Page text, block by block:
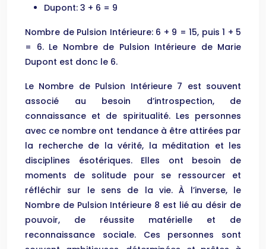
Dupont: 3 + 6 = 9
Nombre de Pulsion Intérieure: 6 + 9 = 15, puis 1 + 5
= 6. Le Nombre de Pulsion Intérieure de Marie
Dupont est donc le 6.
Le Nombre de Pulsion Intérieure 7 est souvent
associé au besoin d’introspection, de
connaissance et de spiritualité. Les personnes
avec ce nombre ont tendance à être attirées par
la recherche de la vérité, la méditation et les
disciplines ésotériques. Elles ont besoin de
moments de solitude pour se ressourcer et
réfléchir sur le sens de la vie. À l’inverse, le
Nombre de Pulsion Intérieure 8 est lié au désir de
pouvoir, de réussite matérielle et de
reconnaissance sociale. Ces personnes sont